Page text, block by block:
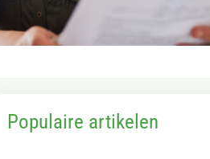
Populaire artikelen